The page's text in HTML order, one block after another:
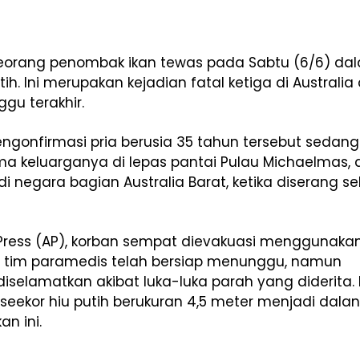
penombak ikan tewas pada Sabtu (6/6)
Ini merupakan kejadian fatal ketiga di Australia
terakhir.
pria berusia 35 tahun tersebut sedang
keluarganya di lepas pantai Pulau Michaelmas,
negara bagian Australia Barat, ketika diserang
(AP), korban sempat dievakuasi
paramedis telah bersiap menunggu, namun
akibat luka-luka parah yang diderita.
hiu putih berukuran 4,5 meter menjadi
ini.